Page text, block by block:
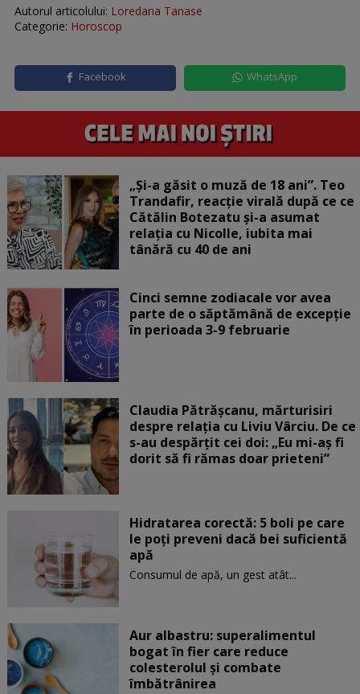
Autorul articolului: Loredana Tanase
Categorie: Horoscop
Facebook WhatsApp
„Și-a găsit o muză de 18 ani”. Teo
Trandafir, reacție virală după ce ce
Cătălin Botezatu și-a asumat
relația cu Nicolle, iubita mai
tânără cu 40 de ani
Cinci semne zodiacale vor avea
parte de o săptămână de excepție
în perioada 3-9 februarie
Claudia Pătrășcanu, mărturisiri
despre relația cu Liviu Vârciu. De ce
s-au despărțit cei doi: „Eu mi-aș fi
dorit să fi rămas doar prieteni”
Hidratarea corectă: 5 boli pe care
le poți preveni dacă bei suficientă
apă
Consumul de apă, un gest atât...
Aur albastru: superalimentul
bogat în fier care reduce
colesterolul și combate
îmbătrânirea